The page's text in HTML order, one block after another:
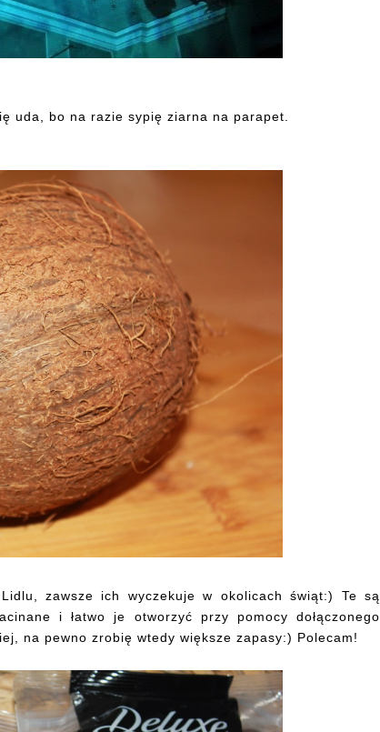
uda, bo na razie sypię ziarna na parapet.
zawsze ich wyczekuje w okolicach świąt:) Te są
i łatwo je otworzyć przy pomocy dołączonego
na pewno zrobię wtedy większe zapasy:) Polecam!